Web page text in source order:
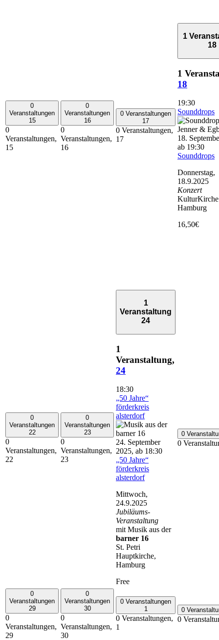
0
Veranstaltungen
15
0
Veranstaltungen,
15
0
Veranstaltungen
16
0
Veranstaltungen,
16
0 Veranstaltungen
17
0 Veranstaltungen,
17
1
18
1
18
19:30
Sounddrops
18.
ab 19:30
Sounddrops
Donnerstag,
18.9.2025
Konzert
Hamburg
16,50€
0
Veranstaltungen
22
0
Veranstaltungen,
22
0
Veranstaltungen
23
0
Veranstaltungen,
23
1
Veranstaltung
24
1
Veranstaltung,
24
18:30
„50 Jahre“
förderkreis
alsterdorf
24. September
2025, ab 18:30
„50 Jahre“
förderkreis
alsterdorf
Mittwoch,
24.9.2025
Jubiläums-
Veranstaltung
mit Musik aus der
barner 16
St. Petri
Hauptkirche,
Hamburg
Free
0
0
0
Veranstaltungen
29
0
Veranstaltungen,
29
0
Veranstaltungen
30
0
Veranstaltungen,
30
0 Veranstaltungen
1
0 Veranstaltungen,
1
0
0